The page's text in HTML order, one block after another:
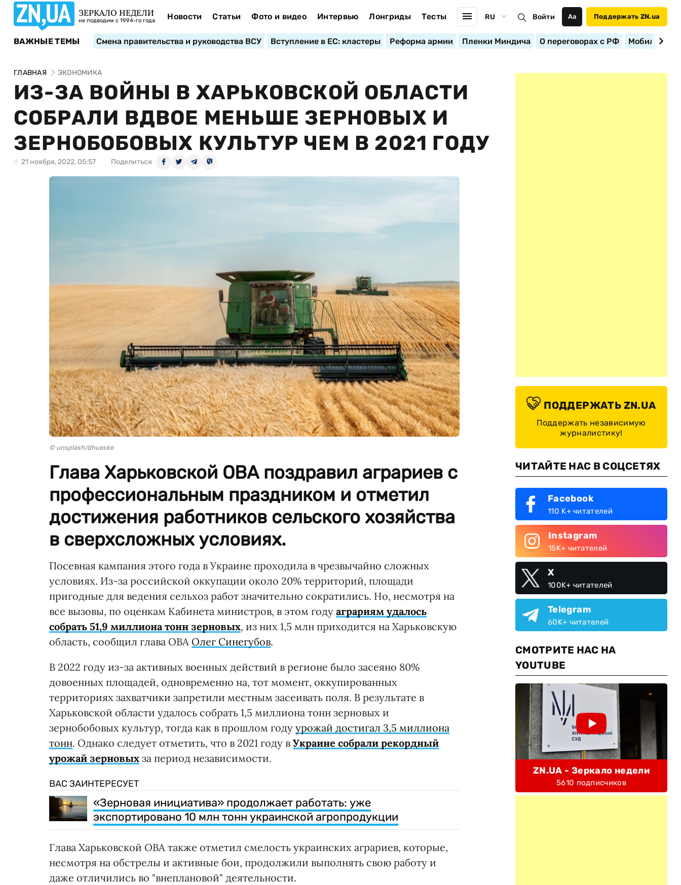
ЗЕРКАЛО НЕДЕЛИ
не подводим с 1994-го года Новости Статьи Фото и видео Интервью Лонгриды Тесты RU Войти Аа Поддержать ZN.ua
ВАЖНЫЕ ТЕМЫ Смена правительства и руководства ВСУ Вступление в ЕС: кластеры Реформа армии Пленки Миндича О переговорах с РФ
ГЛАВНАЯ ЭКОНОМИКА
ИЗ-ЗА ВОЙНЫ В ХАРЬКОВСКОЙ ОБЛАСТИ
СОБРАЛИ ВДВОЕ МЕНЬШЕ ЗЕРНОВЫХ И
ЗЕРНОБОБОВЫХ КУЛЬТУР ЧЕМ В 2021 ГОДУ
21 ноября, 2022, 05:57 Поделиться
© unsplash/dhueske
Глава Харьковской ОВА поздравил аграриев с
профессиональным праздником и отметил
достижения работников сельского хозяйства
в сверхсложных условиях.
Посевная кампания этого года в Украине проходила в чрезвычайно сложных
условиях. Из-за российской оккупации около 20% территорий, площади
пригодные для ведения сельхоз работ значительно сократились. Но, несмотря на
все вызовы, по оценкам Кабинета министров, в этом году аграриям удалось
собрать 51,9 миллиона тонн зерновых, из них 1,5 млн приходится на Харьковскую
область, сообщил глава ОВА Олег Синегубов.
В 2022 году из-за активных военных действий в регионе было засеяно 80%
довоенных площадей, одновременно на, тот момент, оккупированных
территориях захватчики запретили местным засеивать поля. В результате в
Харьковской области удалось собрать 1,5 миллиона тонн зерновых и
зернобобовых культур, тогда как в прошлом году урожай достигал 3,5 миллиона
тонн. Однако следует отметить, что в 2021 году в Украине собрали рекордный
урожай зерновых за период независимости.
ВАС ЗАИНТЕРЕСУЕТ
«Зерновая инициатива» продолжает работать: уже
экспортировано 10 млн тонн украинской агропродукции
Глава Харьковской ОВА также отметил смелость украинских аграриев, которые,
несмотря на обстрелы и активные бои, продолжили выполнять свою работу и
даже отличились во "внеплановой" деятельности.
ПОДДЕРЖАТЬ ZN.UA
Поддержать независимую
журналистику!
ЧИТАЙТЕ НАС В СОЦСЕТЯХ
Facebook
110 K+ читателей
Instagram
15K+ читателей
X
100K+ читателей
Telegram
60K+ читателей
СМОТРИТЕ НАС НА
YOUTUBE
ZN.UA - Зеркало недели
5610 подписчиков